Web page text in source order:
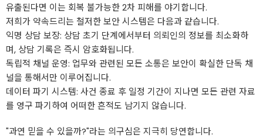
유출된다면 이는 회복 불가능한 2차 피해를 야기합니다.
​저희가 약속드리는 철저한 보안 시스템은 다음과 같습니다.
​익명 상담 보장: 상담 초기 단계에서부터 의뢰인의 정보를 최소화하
며, 상담 기록은 즉시 암호화됩니다.
​독립적 채널 운영: 업무와 관련된 모든 소통은 보안이 확실한 단독 채
널을 통해서만 이루어집니다.
​데이터 파기 시스템: 사건 종료 후 일정 기간이 지나면 모든 관련 자료
를 영구 파기하여 어떠한 흔적도 남기지 않습니다.
​"과연 믿을 수 있을까?"라는 의구심은 지극히 당연합니다.